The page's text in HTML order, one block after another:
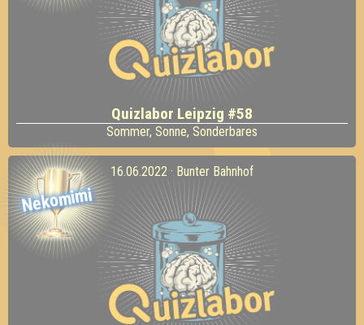
Quizlabor Leipzig #58
Sommer, Sonne, Sonderbares
Nekomimi
16.06.2022 · Bunter Bahnhof